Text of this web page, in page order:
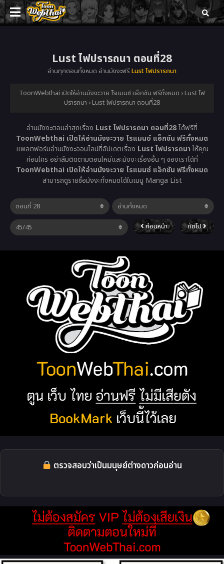
Lust ไฟปรารถนา ตอนที่28
อ่านทุกตอนทั้งหมด อ่านมังงะฟรี Lust ไฟปรารถนา
ToonWebthai เปิดให้อ่านมังงะวาย โรแมนซ์ แอ็กชัน ฟรีทั้งหมด › Lust ไฟ
ปรารถนา › Lust ไฟปรารถนา ตอนที่28
อ่านมังงะตอนล่าสุดเรื่อง Lust ไฟปรารถนา ตอนที่28ได้ฟรีที่
ToonWebthai เปิดให้อ่านมังงะวาย โรแมนซ์ แอ็กชัน ฟรีทั้งหมด
แพลตฟอร์มอ่านมังงะออนไลน์ที่อัปเดตเรื่อง Lust ไฟปรารถนา ให้คุณ
ก่อนใคร อย่าลืมติดตามตอนใหม่และมังงะเรื่องอื่น ๆ ของเราได้ที่
ToonWebthai เปิดให้อ่านมังงะวาย โรแมนซ์ แอ็กชัน ฟรีทั้งหมด
สามารถดูรายชื่อมังงะทั้งหมดได้ในเมนู Manga List
ก่อนหน้า ถัดไป
ตรวจสอบว่าเป็นมนุษย์ต่างดาวก่อนอ่าน